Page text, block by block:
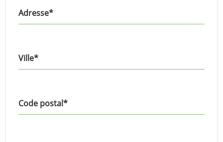
Adresse*
Ville*
Code postal*